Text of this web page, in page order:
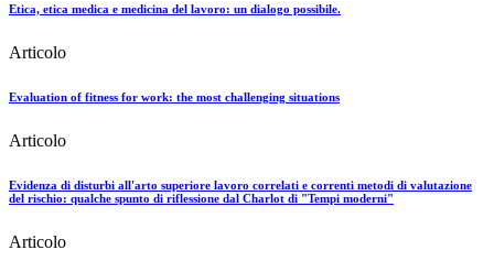
Etica, etica medica e medicina del lavoro: un dialogo possibile.
Articolo
Evaluation of fitness for work: the most challenging situations
Articolo
Evidenza di disturbi all'arto superiore lavoro correlati e correnti metodi di valutazione
del rischio: qualche spunto di riflessione dal Charlot di "Tempi moderni"
Articolo